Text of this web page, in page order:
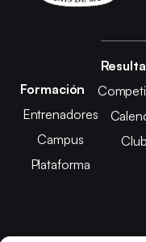
Formación
Entrenadores
Campus
Plataforma